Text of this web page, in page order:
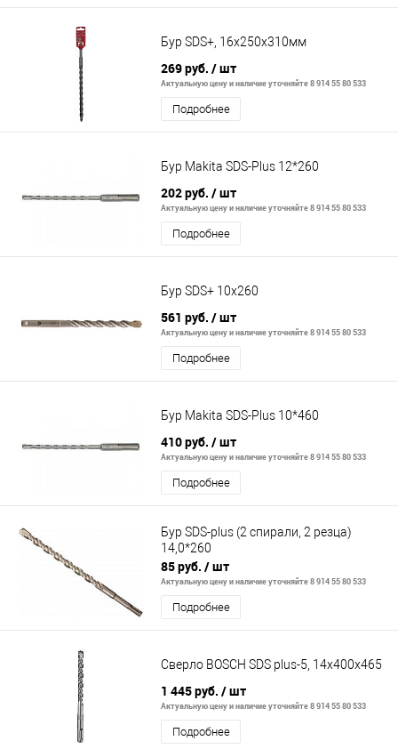
Бур SDS+, 16x250х310мм
269 руб. / шт
Актуальную цену и наличие уточняйте 8 914 55 80 533
Подробнее
Бур Makita SDS-Plus 12*260
202 руб. / шт
Актуальную цену и наличие уточняйте 8 914 55 80 533
Подробнее
Бур SDS+ 10х260
561 руб. / шт
Актуальную цену и наличие уточняйте 8 914 55 80 533
Подробнее
Бур Makita SDS-Plus 10*460
410 руб. / шт
Актуальную цену и наличие уточняйте 8 914 55 80 533
Подробнее
Бур SDS-plus (2 спирали, 2 резца)
14,0*260
85 руб. / шт
Актуальную цену и наличие уточняйте 8 914 55 80 533
Подробнее
Сверло BOSCH SDS plus-5, 14x400x465
1 445 руб. / шт
Актуальную цену и наличие уточняйте 8 914 55 80 533
Подробнее